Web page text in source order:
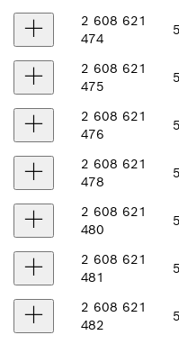
2 608 621
474
2 608 621
475
2 608 621
476
2 608 621
478
2 608 621
480
2 608 621
481
2 608 621
482